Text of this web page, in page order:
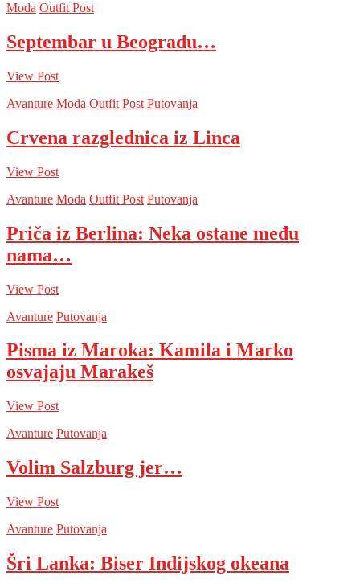
Moda Outfit Post
Septembar u Beogradu…
View Post
Avanture Moda Outfit Post Putovanja
Crvena razglednica iz Linca
View Post
Avanture Moda Outfit Post Putovanja
Priča iz Berlina: Neka ostane među
nama…
View Post
Avanture Putovanja
Pisma iz Maroka: Kamila i Marko
osvajaju Marakeš
View Post
Avanture Putovanja
Volim Salzburg jer…
View Post
Avanture Putovanja
Šri Lanka: Biser Indijskog okeana